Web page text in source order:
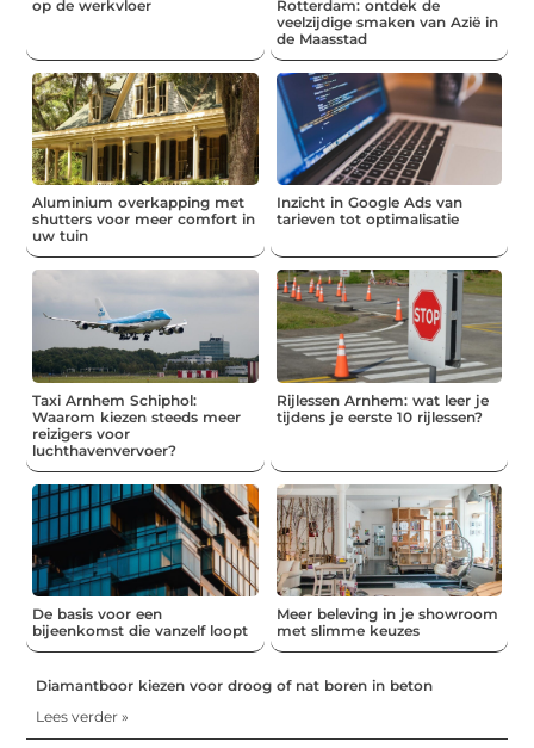
op de werkvloer
Rotterdam: ontdek de
veelzijdige smaken van Azië in
de Maasstad
Aluminium overkapping met
shutters voor meer comfort in
uw tuin
Inzicht in Google Ads van
tarieven tot optimalisatie
Taxi Arnhem Schiphol:
Waarom kiezen steeds meer
reizigers voor
luchthavenvervoer?
Rijlessen Arnhem: wat leer je
tijdens je eerste 10 rijlessen?
De basis voor een
bijeenkomst die vanzelf loopt
Meer beleving in je showroom
met slimme keuzes
Diamantboor kiezen voor droog of nat boren in beton
Lees verder »